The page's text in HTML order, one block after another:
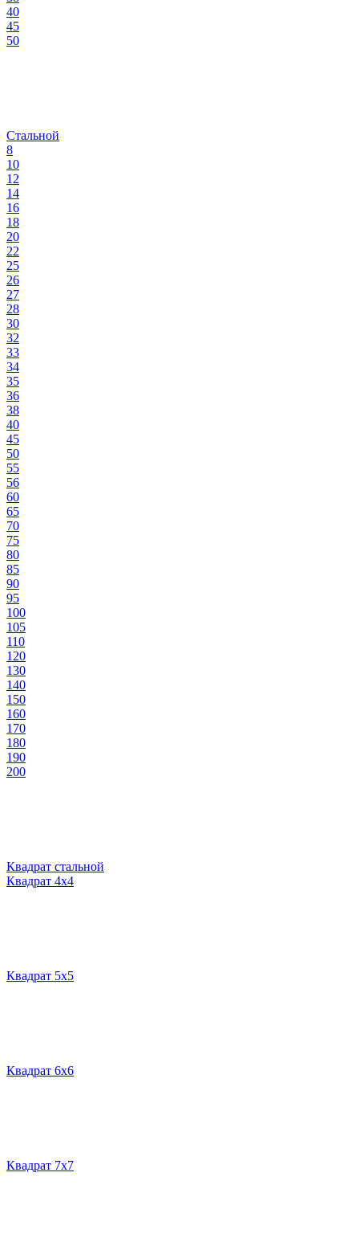
40
45
50
Стальной
8
10
12
14
16
18
20
22
25
26
27
28
30
32
33
34
35
36
38
40
45
50
55
56
60
65
70
75
80
85
90
95
100
105
110
120
130
140
150
160
170
180
190
200
Квадрат стальной
Квадрат 4х4
Квадрат 5х5
Квадрат 6х6
Квадрат 7х7